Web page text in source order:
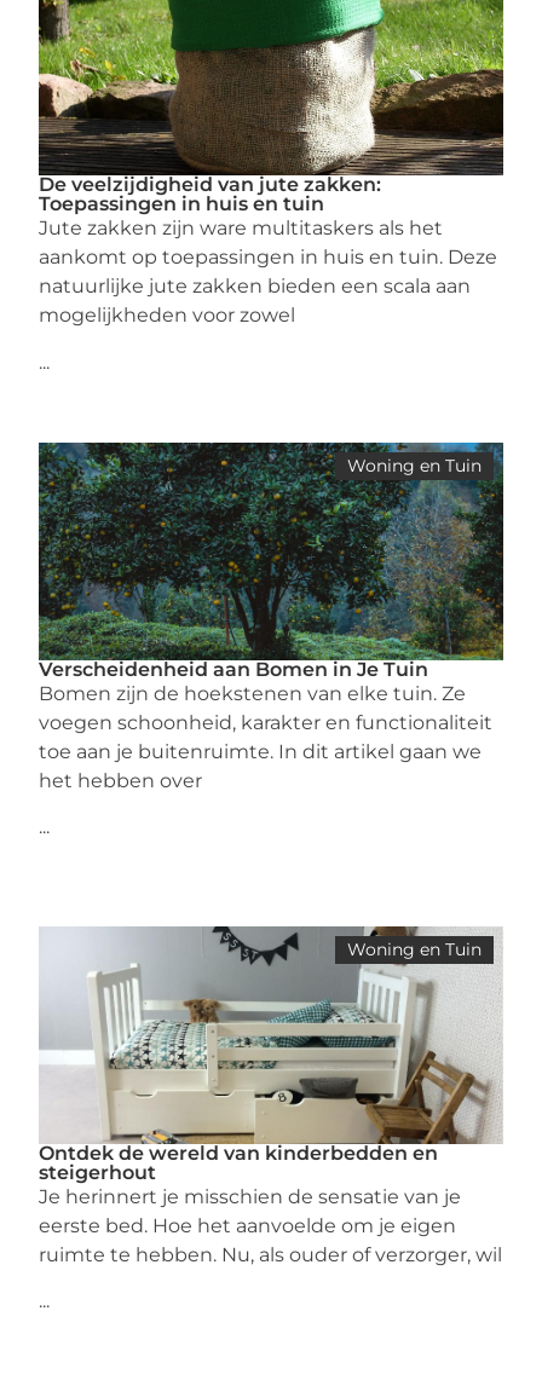
De veelzijdigheid van jute zakken:
Toepassingen in huis en tuin
Jute zakken zijn ware multitaskers als het
aankomt op toepassingen in huis en tuin. Deze
natuurlijke jute zakken bieden een scala aan
mogelijkheden voor zowel
...
Woning en Tuin
Verscheidenheid aan Bomen in Je Tuin
Bomen zijn de hoekstenen van elke tuin. Ze
voegen schoonheid, karakter en functionaliteit
toe aan je buitenruimte. In dit artikel gaan we
het hebben over
...
Woning en Tuin
Ontdek de wereld van kinderbedden en
steigerhout
Je herinnert je misschien de sensatie van je
eerste bed. Hoe het aanvoelde om je eigen
ruimte te hebben. Nu, als ouder of verzorger, wil
...